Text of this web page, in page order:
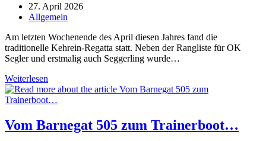
interpersoneller
Gewalt
Beitrag
veröffentlicht:
27. April 2026
Beitrags-
Allgemein
Am letzten Wochenende des April diesen Jahres fand die
traditionelle Kehrein-Regatta statt. Neben der Rangliste für OK
Segler und erstmalig auch Seggerling wurde…
Weiterlesen
Regatta
–
Vom Barnegat 505 zum Trainerboot…